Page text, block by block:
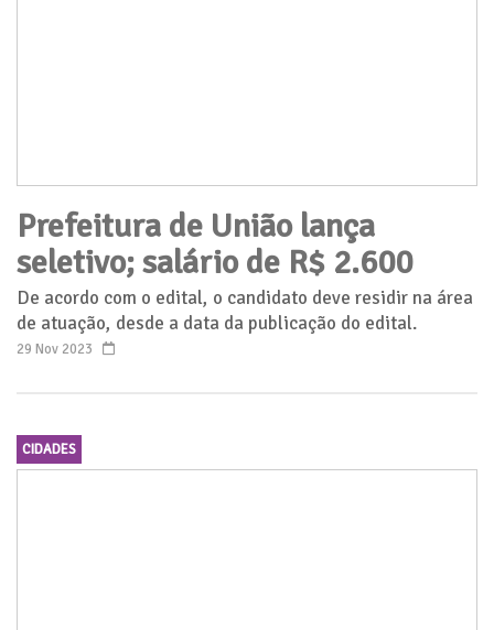
Prefeitura de União lança
seletivo; salário de R$ 2.600
De acordo com o edital, o candidato deve residir na área
de atuação, desde a data da publicação do edital.
29 Nov 2023
CIDADES